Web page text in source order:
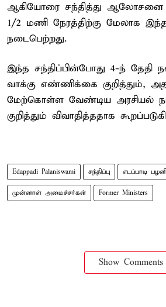
ஆகியோரை சந்தித்து ஆலோசனை
1/2 மணி நேரத்திற்கு மேலாக இந்த
நடைபெற்றது.
இந்த சந்திப்பின்போது 4-ந்
வாக்கு எண்ணிக்கை குறித்தும்,
மேற்கொள்ள வேண்டிய அரசியல்
குறித்தும் விவாதித்ததாக
Edappadi Palaniswami சந்திப்பு எடப்பாடி
முன்னாள் அமைச்சர்கள் Former Ministers
Show Comments